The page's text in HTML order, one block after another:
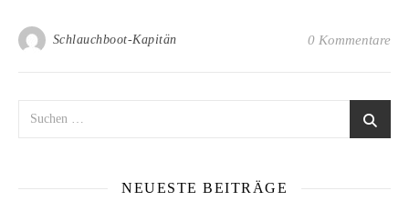
Schlauchboot-Kapitän 0 Kommentare
NEUESTE BEITRÄGE